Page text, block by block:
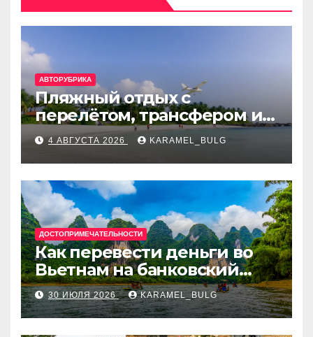
АВТОРУБРИКА
Пляжный отдых с
перелётом, трансфером и
отелем на Мальдивах, в
Турции, Греции, Таиланде
и Европе
4 АВГУСТА 2026 KARAMEL_BULG
ДОСТОПРИМЕЧАТЕЛЬНОСТИ
Как перевести деньги во
Вьетнам на банковский
счёт: VietcomBank, BIDV,
Techcombank и другие
банки
30 ИЮЛЯ 2026 KARAMEL_BULG